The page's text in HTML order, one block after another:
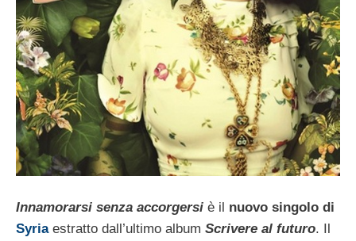
Innamorarsi senza accorgersi è il nuovo singolo di
Syria estratto dall’ultimo album Scrivere al futuro. Il